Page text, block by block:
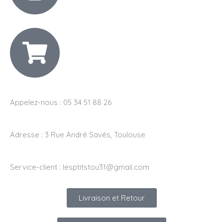
Appelez-nous : 05 34 51 88 26
Adresse : 3 Rue André Savés, Toulouse
Service-client : lesptitstou31@gmail.com
Livraison et Retour